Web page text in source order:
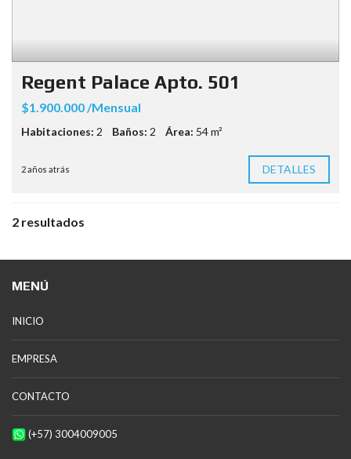
Regent Palace Apto. 501
$1.900.000 /Mensual
Habitaciones: 2 Baños: 2 Área: 54 m²
2 años atrás DETALLES
2 resultados
MENÚ
INICIO
EMPRESA
CONTACTO
(+57) 3004009005